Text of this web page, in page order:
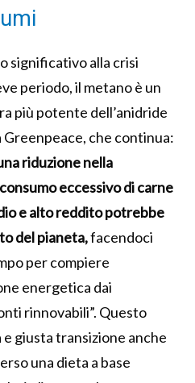
significativo alla crisi
periodo, il metano è un
più potente dell’anidride
Greenpeace, che continua:
riduzione nella
eccessivo di carne
e alto reddito potrebbe
del pianeta,facendoci
per compiere
energetica dai
rinnovabili”. Questo
giusta transizione anche
una dieta a base